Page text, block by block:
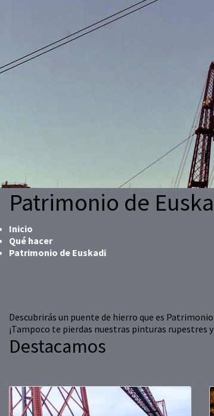
Patrimonio de
Inicio
Qué hacer
Patrimonio de Euskadi
Descubrirás un puente de hierro que es
¡Tampoco te pierdas nuestras pinturas
Destacamos